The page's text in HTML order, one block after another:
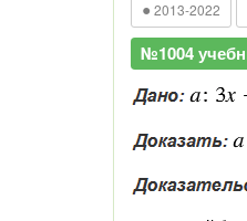
● 2013-2022
№1004